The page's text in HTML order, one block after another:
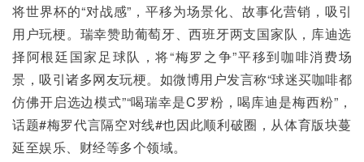
将世界杯的“对战感”，平移为场景化、故事化营销，吸引
用户玩梗。瑞幸赞助葡萄牙、西班牙两支国家队，库迪选
择阿根廷国家足球队，将“梅罗之争”平移到咖啡消费场
景，吸引诸多网友玩梗。如微博用户发言称“球迷买咖啡都
仿佛开启选边模式”“喝瑞幸是C罗粉，喝库迪是梅西粉”，
话题#梅罗代言隔空对线#也因此顺利破圈，从体育版块蔓
延至娱乐、财经等多个领域。